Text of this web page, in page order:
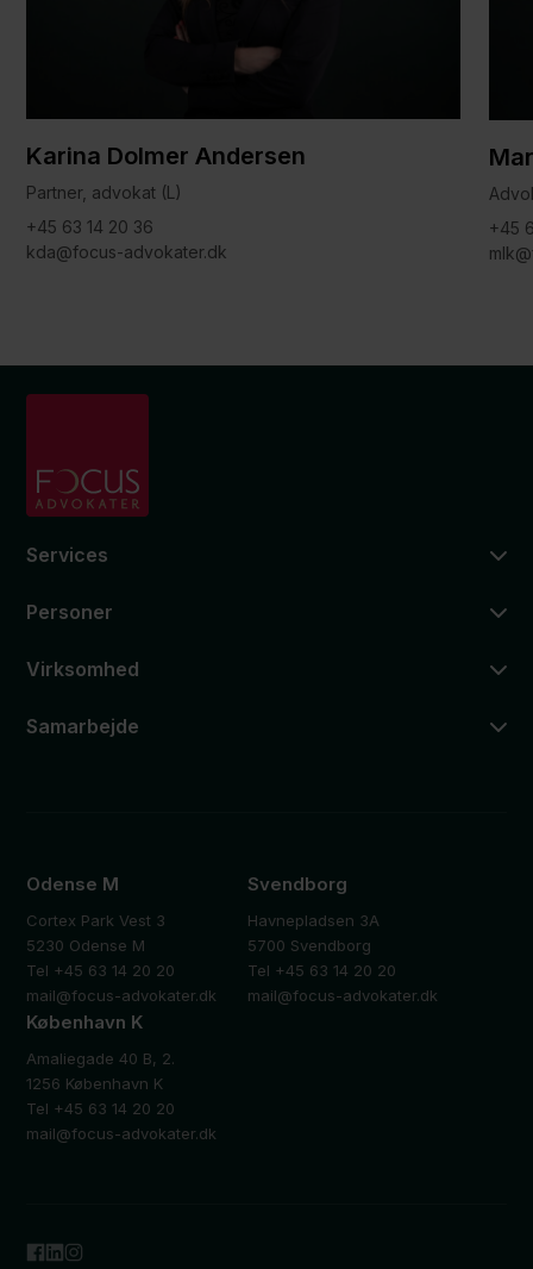
Karina Dolmer Andersen
Partner, advokat (L)
+45 63 14 20 36
kda@focus-advokater.dk
+45
Services
Personer
Virksomhed
Samarbejde
Odense M
Cortex Park Vest 3
5230 Odense M
Tel +45 63 14 20 20
mail@focus-advokater.dk
Svendborg
Havnepladsen 3A
5700 Svendborg
Tel +45 63 14 20 20
mail@focus-advokater.dk
København K
Amaliegade 40 B, 2.
1256 København K
Tel +45 63 14 20 20
mail@focus-advokater.dk